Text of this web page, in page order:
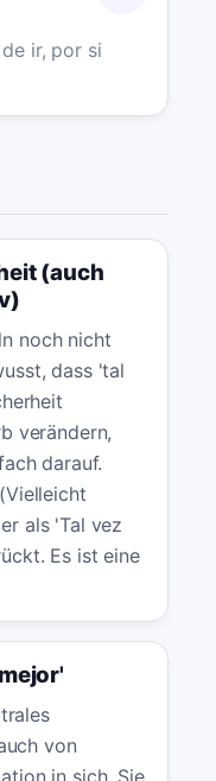
ir, por si
(auch
noch nicht
dass 'tal
verändern,
darauf.
als 'Tal vez
Es ist eine
von
in sich. Sie